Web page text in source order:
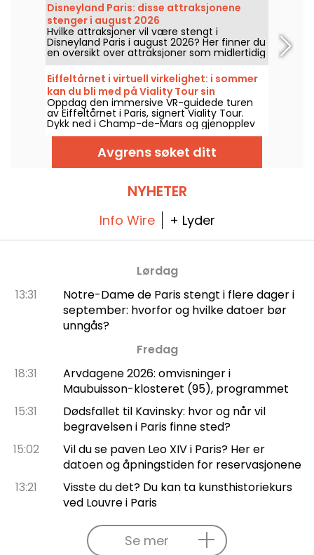
Disneyland Paris: disse attraksjonene
stenger i august 2026
Hvilke attraksjoner vil være stengt i
Disneyland Paris i august 2026? Her finner du
en oversikt over attraksjoner som midlertidig
ikke er tilgjengelige på grunn av vedlikehold
eller oppussing, slik at du kan planlegge
besøket i Disney-parken.
Eiffeltårnet i virtuell virkelighet: i sommer
kan du bli med på Viality Tour sin
historiske guidede tur.
Oppdag den immersive VR-guidede turen
av Eiffeltårnet i Paris, signert Viality Tour.
Dykk ned i Champ-de-Mars og gjenopplev
byggingen og åpningen av Dame de Fer i
1889. En ny versjon som er mer tro mot
virkeligheten enn noen gang, ble lansert 31.
mars 2026. I den anledning har vi en
holder alle turene deres seg i skyggen.
Avgrens søket ditt
NYHETER
Info Wire + Lyder
Lørdag
13:31
Notre-Dame de Paris stengt i flere dager i
september: hvorfor og hvilke datoer bør
unngås?
Fredag
18:31
Arvdagene 2026: omvisninger i
Maubuisson-klosteret (95), programmet
15:31
Dødsfallet til Kavinsky: hvor og når vil
begravelsen i Paris finne sted?
15:02
Vil du se paven Leo XIV i Paris? Her er
datoen og åpningstiden for reservasjonene
13:21
Visste du det? Du kan ta kunsthistoriekurs
ved Louvre i Paris
Se mer